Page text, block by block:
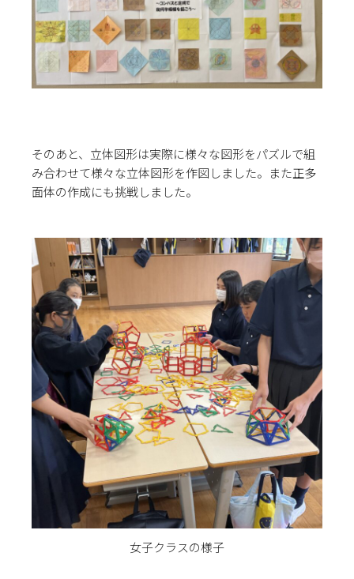
そのあと、立体図形は実際に様々な図形をパズルで組
み合わせて様々な立体図形を作図しました。また正多
面体の作成にも挑戦しました。
女子クラスの様子